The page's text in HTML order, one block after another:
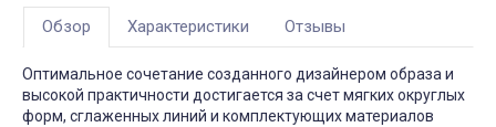
Обзор Характеристики Отзывы
Оптимальное сочетание созданного дизайнером образа и
высокой практичности достигается за счет мягких округлых
форм, сглаженных линий и комплектующих материалов